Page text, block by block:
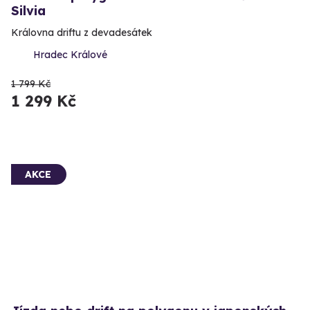
Silvia
Královna driftu z devadesátek
Hradec Králové
1 799 Kč
1 299 Kč
AKCE